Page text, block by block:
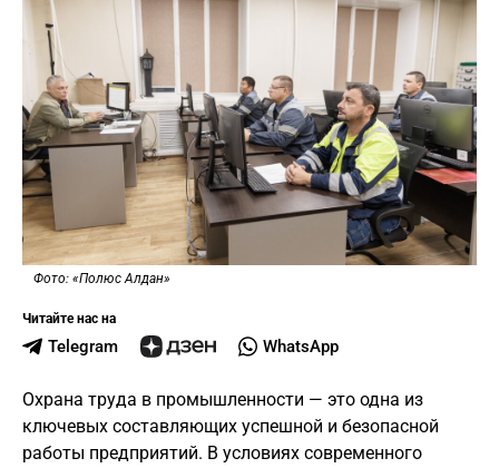
Фото: «Полюс Алдан»
Читайте нас на
Telegram WhatsApp
Охрана труда в промышленности — это одна из
ключевых составляющих успешной и безопасной
работы предприятий. В условиях современного